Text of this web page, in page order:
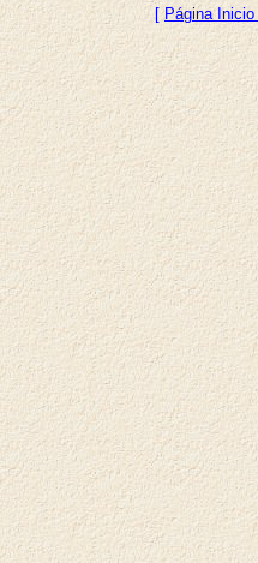
[ Página Inicio